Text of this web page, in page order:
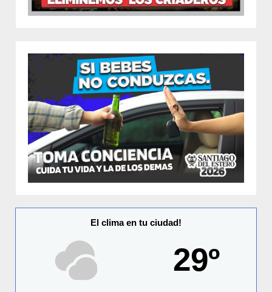
El clima en tu ciudad!
29º